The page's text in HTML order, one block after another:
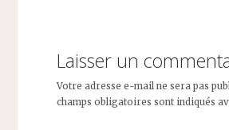
Laisser un
Votre adresse e-mail ne sera pas
champs obligatoires sont indiqués